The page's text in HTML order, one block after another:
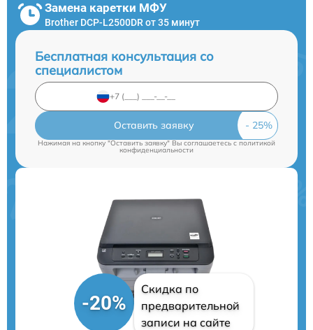
Замена каретки МФУ
Brother DCP-L2500DR от 35 минут
Бесплатная консультация со
специалистом
Оставить заявку
Нажимая на кнопку "Оставить заявку" Вы соглашаетесь cполитикой
конфиденциальности
-20%
Скидка по
предварительной
записи на сайте